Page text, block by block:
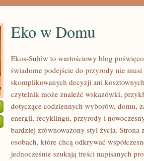
Eko w Domu
Ekos-Sułów to wartościowy blog
świadome podejście do przyrody nie
skomplikowanych decyzji ani
czytelnik może znaleźć wskazówki,
dotyczące codziennych wyborów, domu,
energii, recyklingu, przyrody i
bardziej zrównoważony styl życia. Strona
osobach, które chcą odkrywać
jednocześnie szukają treści napisanych